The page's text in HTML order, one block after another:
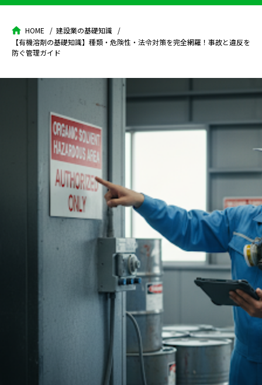
HOME
建設業の基礎知識
【有機溶剤の基礎知識】種類・危険性・法令対策を完全網羅！事故と違反を
防ぐ管理ガイド